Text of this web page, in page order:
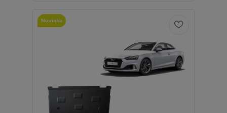
Novinka